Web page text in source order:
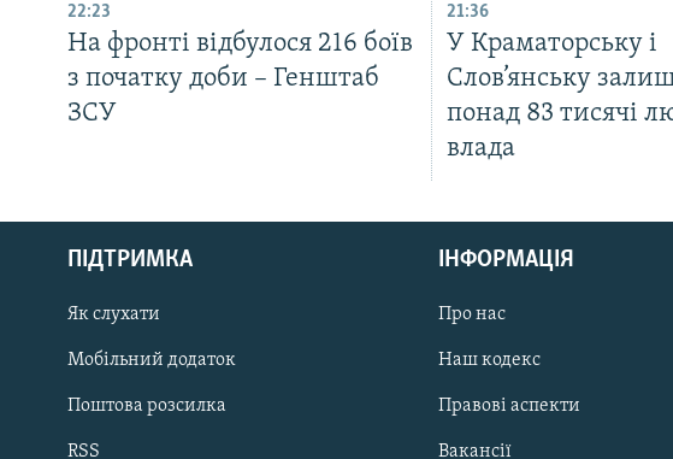
РУС
ДОЛУЧАЙСЯ!
22:23
На фронті відбулося 216 боїв
з початку доби – Генштаб
ЗСУ
21:36
У Краматорську і
Слов’янську
понад 83 тисячі
влада
ПІДТРИМКА
Як слухати
Мобільний додаток
Поштова розсилка
RSS
ІНФОРМАЦІЯ
Про нас
Наш кодекс
Правові аспекти
Вакансії